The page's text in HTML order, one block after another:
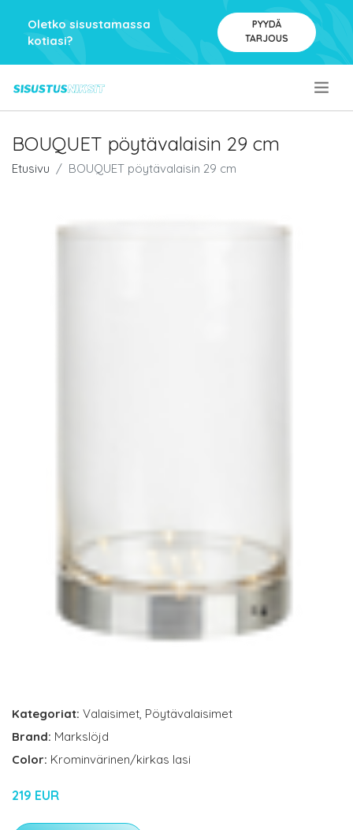
Oletko sisustamassa
kotiasi?
PYYDÄ
TARJOUS
BOUQUET pöytävalaisin 29 cm
Etusivu BOUQUET pöytävalaisin 29 cm
Kategoriat: Valaisimet, Pöytävalaisimet
Brand: Markslöjd
Color: Krominvärinen/kirkas lasi
219 EUR